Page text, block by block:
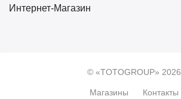
Интернет-Магазин
© «TOTOGROUP» 2026
Магазины Контакты